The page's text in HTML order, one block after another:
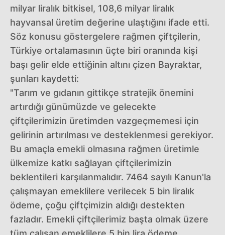
milyar liralık bitkisel, 108,6 milyar liralık
hayvansal üretim değerine ulaştığını ifade etti.
Söz konusu göstergelere rağmen çiftçilerin,
Türkiye ortalamasının üçte biri oranında kişi
başı gelir elde ettiğinin altını çizen Bayraktar,
şunları kaydetti:
"Tarım ve gıdanın gittikçe stratejik önemini
artırdığı günümüzde ve gelecekte
çiftçilerimizin üretimden vazgeçmemesi için
gelirinin artırılması ve desteklenmesi gerekiyor.
Bu amaçla emekli olmasına rağmen üretimle
ülkemize katkı sağlayan çiftçilerimizin
beklentileri karşılanmalıdır. 7464 sayılı Kanun'la
çalışmayan emeklilere verilecek 5 bin liralık
ödeme, çoğu çiftçimizin aldığı destekten
fazladır. Emekli çiftçilerimiz başta olmak üzere